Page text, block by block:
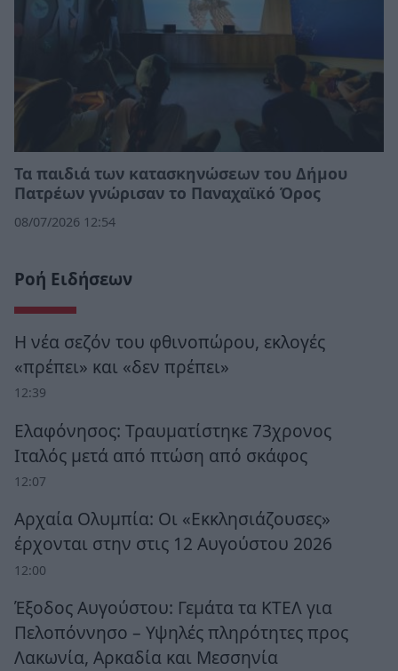
Τα παιδιά των κατασκηνώσεων του Δήμου
Πατρέων γνώρισαν το Παναχαϊκό Όρος
08/07/2026 12:54
Ροή Ειδήσεων
Η νέα σεζόν του φθινοπώρου, εκλογές
«πρέπει» και «δεν πρέπει»
12:39
Ελαφόνησος: Τραυματίστηκε 73χρονος
Ιταλός μετά από πτώση από σκάφος
12:07
Αρχαία Ολυμπία: Οι «Εκκλησιάζουσες»
έρχονται στην στις 12 Αυγούστου 2026
12:00
Έξοδος Αυγούστου: Γεμάτα τα ΚΤΕΛ για
Πελοπόννησο – Υψηλές πληρότητες προς
Λακωνία, Αρκαδία και Μεσσηνία